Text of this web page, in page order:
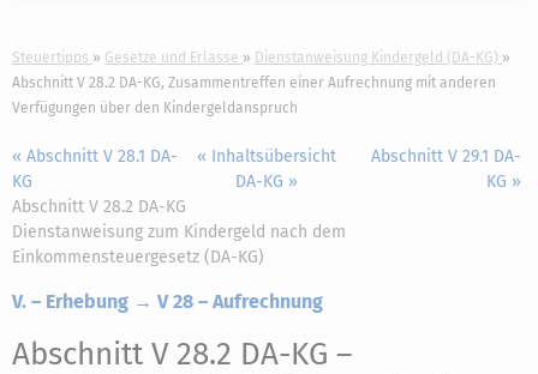
Steuertipps Gesetze und Erlasse
Dienstanweisung Kindergeld (DA-KG)
Abschnitt V 28.2 DA-KG, Zusammentreffen einer Aufrechnung mit anderen
Verfügungen über den Kindergeldanspruch
« Abschnitt V 28.1 DA-
KG
« Inhaltsübersicht
DA-KG »
Abschnitt V 29.1 DA-
KG »
Abschnitt V 28.2 DA-KG
Dienstanweisung zum Kindergeld nach dem
Einkommensteuergesetz (DA-KG)
V. – Erhebung → V 28 – Aufrechnung
Abschnitt V 28.2 DA-KG –